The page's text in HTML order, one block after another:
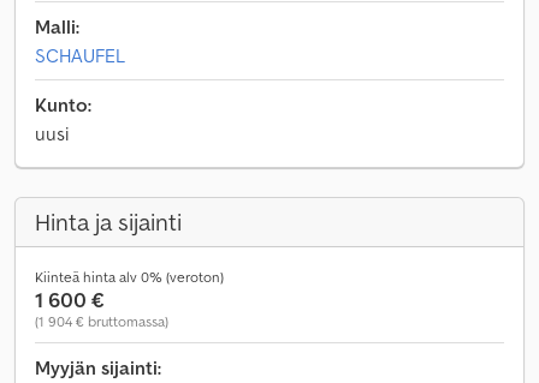
Malli:
SCHAUFEL
Kunto:
uusi
Hinta ja sijainti
Kiinteä hinta alv 0% (veroton)
1 600 €
(1 904 € bruttomassa)
Myyjän sijainti: